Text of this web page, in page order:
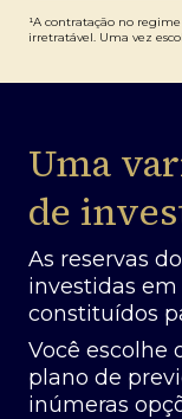
¹A contratação no
irretratável. Uma vez
Uma
de
As reservas
investidas
constituídos
Você escolhe
plano de
inúmeras